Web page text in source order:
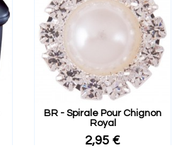
BR - Spirale Pour Chignon
Royal
2,95 €